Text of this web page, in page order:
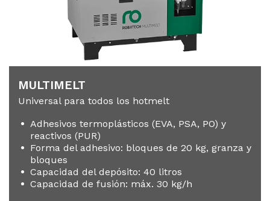
MUL­TI­MELT
Universal para todos los hotmelt
Adhesivos termoplásticos (EVA, PSA, PO) y
reactivos (PUR)
Forma del adhesivo: bloques de 20 kg, granza y
bloques
Capacidad del depósito: 40 litros
Capacidad de fusión: máx. 30 kg/h